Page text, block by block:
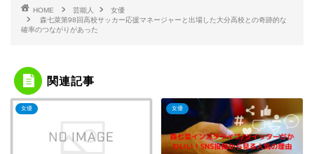
HOME 芸能人
女優
森七菜第98回高校サッカー応援マネージャーと出場した大分高校との奇跡的な
確率のつながりがあった
関連記事
女優 女優